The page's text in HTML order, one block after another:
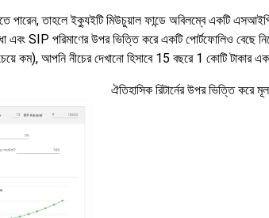
পারেন, তাহলে ইক্যুইটি মিউচুয়াল ফান্ডে অবিলম্বে একটি
এবং SIP পরিমাণের উপর ভিত্তি করে একটি পোর্টফোলিও বেছে
কম), আপনি নীচের দেখানো হিসাবে 15 বছরে 1 কোটি টাকার
ঐতিহাসিক রিটার্নের উপর ভিত্তি করে